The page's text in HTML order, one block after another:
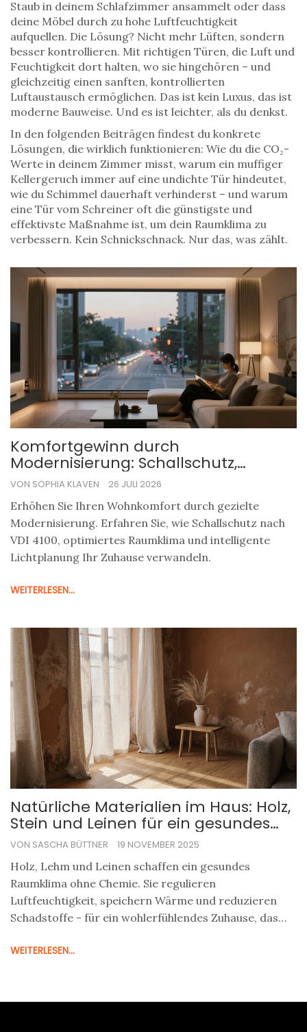
Staub in deinem Schlafzimmer ansammelt oder dass
deine Möbel durch zu hohe Luftfeuchtigkeit
aufquellen. Die Lösung? Nicht mehr Lüften, sondern
besser kontrollieren. Mit richtigen Türen, die Luft und
Feuchtigkeit dort halten, wo sie hingehören – und
gleichzeitig einen sanften, kontrollierten
Luftaustausch ermöglichen. Das ist kein Luxus, das ist
moderne Bauweise. Und es ist leichter, als du denkst.
In den folgenden Beiträgen findest du konkrete
Lösungen, die wirklich funktionieren: Wie du die CO₂-
Werte in deinem Zimmer misst, warum ein muffiger
Kellergeruch immer auf eine undichte Tür hindeutet,
wie du Schimmel dauerhaft verhinderst – und warum
eine Tür vom Schreiner oft die günstigste und
effektivste Maßnahme ist, um dein Raumklima zu
verbessern. Kein Schnickschnack. Nur das, was zählt.
Komfortgewinn durch
Modernisierung: Schallschutz,
Raumklima und Licht optimieren
VON SOPHIA KLAVEN 26 JULI 2026
Erhöhen Sie Ihren Wohnkomfort durch gezielte
Modernisierung. Erfahren Sie, wie Schallschutz nach
VDI 4100, optimiertes Raumklima und intelligente
Lichtplanung Ihr Zuhause verwandeln.
WEITERLESEN...
Natürliche Materialien im Haus: Holz,
Stein und Leinen für ein gesundes
Raumklima
VON SASCHA BÜTTNER 19 NOVEMBER 2025
Holz, Lehm und Leinen schaffen ein gesundes
Raumklima ohne Chemie. Sie regulieren
Luftfeuchtigkeit, speichern Wärme und reduzieren
Schadstoffe - für ein wohlerfühlendes Zuhause, das
WEITERLESEN...